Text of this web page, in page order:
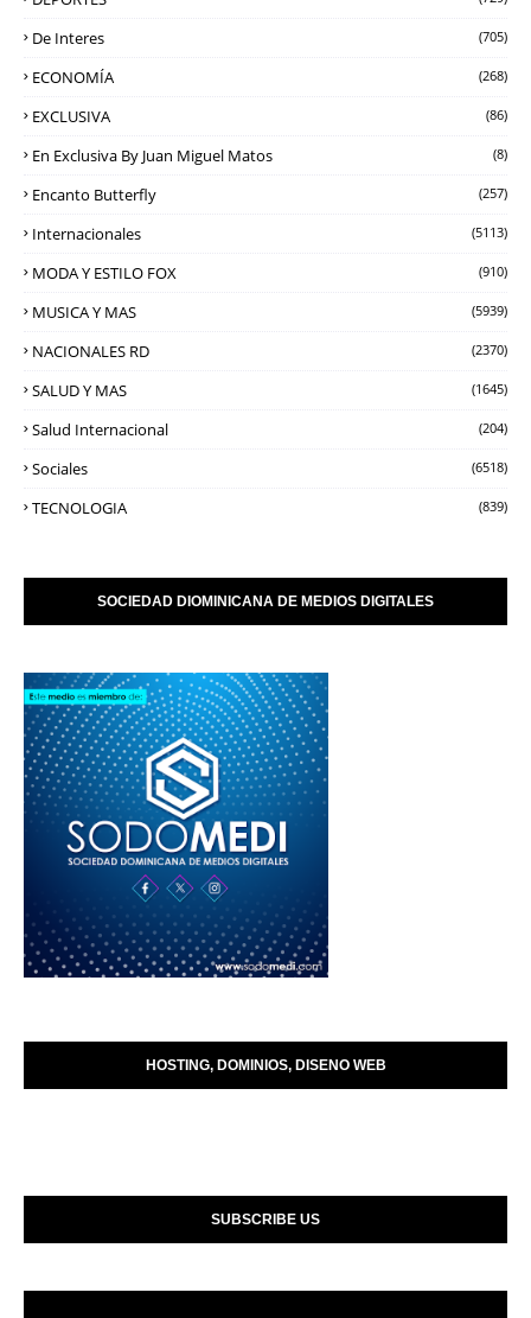
De Interes (705)
ECONOMÍA (268)
EXCLUSIVA (86)
En Exclusiva By Juan Miguel Matos (8)
Encanto Butterfly (257)
Internacionales (5113)
MODA Y ESTILO FOX (910)
MUSICA Y MAS (5939)
NACIONALES RD (2370)
SALUD Y MAS (1645)
Salud Internacional (204)
Sociales (6518)
TECNOLOGIA (839)
SOCIEDAD DIOMINICANA DE MEDIOS DIGITALES
HOSTING, DOMINIOS, DISENO WEB
SUBSCRIBE US